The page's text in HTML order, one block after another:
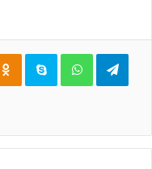
Одноклассники
Skype WhatsApp